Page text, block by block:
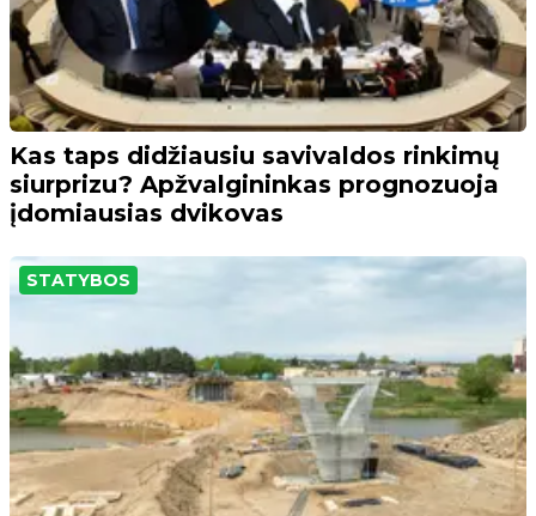
Kas taps didžiausiu savivaldos rinkimų
siurprizu? Apžvalgininkas prognozuoja
įdomiausias dvikovas
STATYBOS